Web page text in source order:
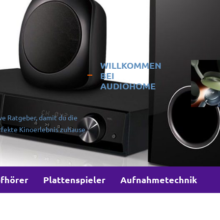
Ratgeber, damit du die
Kinoerlebnis zuhause
WILLKOMMEN
BEI
AUDIOHOME
Plattenspieler Aufnahmetechnik